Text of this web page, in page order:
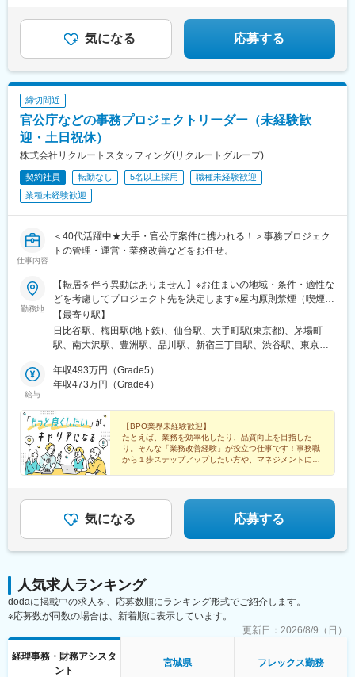
上野広小路駅、秋葉原駅、汐留駅、大崎広小路駅、新日本橋駅、
新御茶ノ水駅、水道橋駅、麹町駅、西早稲田駅、三越前駅、銀座
駅、溜池山王駅、六本木一丁目駅、外苑前駅、祐天寺駅、二子新
(地下鉄)、大阪梅田駅(阪急線)、水天宮前駅、新宿駅、京橋駅(東京
都)、東新宿駅、東池袋駅、泉岳寺駅、御徒町駅、岩本町駅、内幸
町駅、五反田駅、小川町駅(東京都)、九段下駅、下落合駅、銀座一
丁目駅、赤坂見附駅、麻布十番駅、信濃町駅、池ノ上駅、立川南
駅、横浜駅、武蔵溝ノ口駅、北浜駅(大阪府)
気になる 応募する
締切間近
官公庁などの事務プロジェクトリーダー（未経験歓
迎・土日祝休）
株式会社リクルートスタッフィング(リクルートグループ)
契約社員 転勤なし 5名以上採用
職種未経験歓迎
業種未経験歓迎
仕事内容
＜40代活躍中★大手・官公庁案件に携われる！＞事務プロジェク
トの管理・運営・業務改善などをお任せ。
勤務地
【転居を伴う異動はありません】※お住まいの地域・条件・適性な
どを考慮してプロジェクト先を決定します※屋内原則禁煙（喫煙室
あり）【勤務地エリア】■関東圏：東京都（23区・23区外）／神
奈川県／埼玉県／千葉県■その他：大阪／仙台【本社】・東京都千
代田区有楽町1-13-1 第一生命日比谷ファースト（14階、19・20
ワーズノース32F・宮城県仙台市青葉区花京院１丁目2-3（プロジ
ェクト先の住所は上記事業所の住所とは異なる場合があります）--
社およびすべての事業所※リモートワークを許可された場合は自宅
またはサテライトオフィス※サテライトオフィスの有無はエリアに
よって異なります※事業所の変更を伴わずに、出張を命じることが
あります
【最寄り駅】
日比谷駅、梅田駅(地下鉄)、仙台駅、大手町駅(東京都)、茅場町
駅、南大沢駅、豊洲駅、品川駅、新宿三丁目駅、渋谷駅、東京
都)、新橋駅、有楽町駅、芝浦ふ頭駅、目黒駅、大崎駅、神田駅(東
京都)、御茶ノ水駅、飯田橋駅、四ツ谷駅、市ケ谷駅、高田馬場
都)、六本木駅、青山一丁目駅、中目黒駅、二子玉川駅、錦糸町
駅、東陽町駅、立会川駅、東北沢駅、成城学園前駅、荻窪駅、立
川北駅、調布駅、新高島駅、京急川崎駅、溝の口駅、日吉駅(神奈
川県)、浦和駅、京成成田駅、淀屋橋駅、高槻駅、あおば通駅、大
阪梅田駅(阪神線)、竹橋駅、北品川駅、新宿駅(東京メトロ)、神泉
上野広小路駅、秋葉原駅、汐留駅、大崎広小路駅、新日本橋駅、
新御茶ノ水駅、水道橋駅、麹町駅、西早稲田駅、三越前駅、銀座
駅、溜池山王駅、六本木一丁目駅、外苑前駅、祐天寺駅、二子新
都)、東新宿駅、東池袋駅、泉岳寺駅、御徒町駅、岩本町駅、内幸
町駅、五反田駅、小川町駅(東京都)、九段下駅、下落合駅、銀座一
丁目駅、赤坂見附駅、麻布十番駅、信濃町駅、池ノ上駅、立川南
給与
年収493万円（Grade5）
年収473万円（Grade4）
【BPO業界未経験歓迎】
たとえば、業務を効率化したり、品質向上を目指した
り。そんな「業務改善経験」が役立つ仕事です！事務職
から１歩ステップアップしたい方や、マネジメントに挑
気になる 応募する
人気求人ランキング
dodaに掲載中の求人を、応募数順にランキング形式でご紹介します。
※応募数が同数の場合は、新着順に表示しています。
更新日： 2026/8/9（日）
経理事務・財務アシスタ
ント
宮城県 フレックス勤務